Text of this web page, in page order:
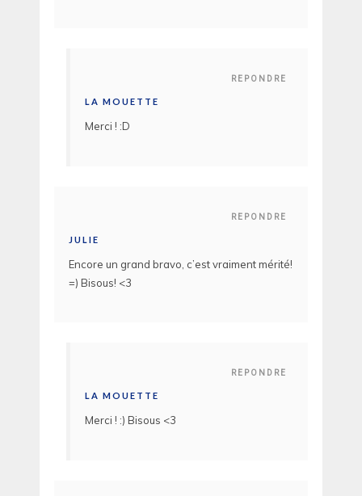
REPONDRE
LA MOUETTE
Merci ! :D
REPONDRE
JULIE
Encore un grand bravo, c’est vraiment mérité!
=) Bisous! <3
REPONDRE
LA MOUETTE
Merci ! :) Bisous <3